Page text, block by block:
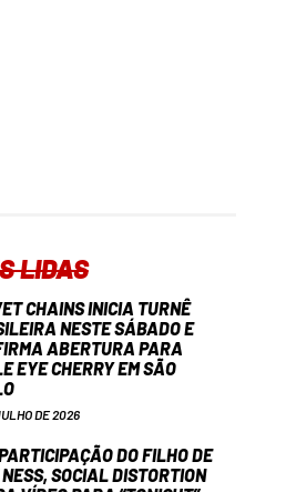
LIDAS
CHAINS INICIA TURNÊ
NESTE SÁBADO E
ABERTURA PARA
EYE CHERRY EM SÃO
DE 2026
DO FILHO DE
SOCIAL DISTORTION